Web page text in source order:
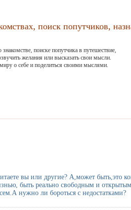
поиск попутчиков,
поиске попутчика в путешествие,
желания или высказать свои мысли.
о себе и поделиться своими мыслями.
вы или другие? А,может быть,это
быть реально свободным и открытым.
нужно ли бороться с недостатками?